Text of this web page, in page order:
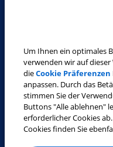
Fax: 08772 9619-30
E-Mail:
Web:
ÖFFNUNGSZEITEN
Um Ihnen ein optimales
verwenden wir auf dieser
dieCookie Präferenzen
anpassen. Durch das
stimmen Sie der
Buttons "Alle ablehnen"
erforderlicher Cookies
Cookies finden Sie